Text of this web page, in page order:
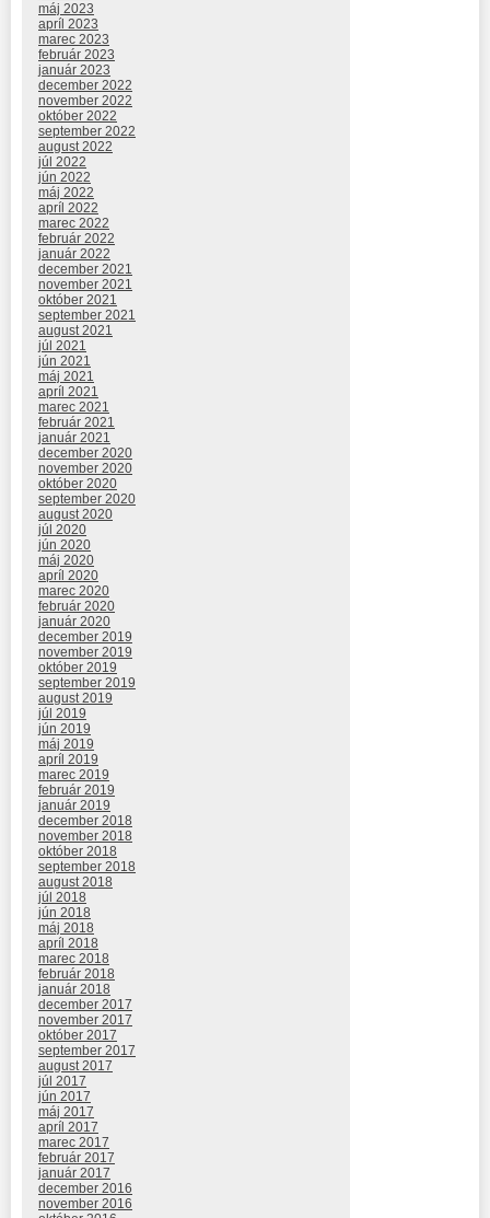
máj 2023
apríl 2023
marec 2023
február 2023
január 2023
december 2022
november 2022
október 2022
september 2022
august 2022
júl 2022
jún 2022
máj 2022
apríl 2022
marec 2022
február 2022
január 2022
december 2021
november 2021
október 2021
september 2021
august 2021
júl 2021
jún 2021
máj 2021
apríl 2021
marec 2021
február 2021
január 2021
december 2020
november 2020
október 2020
september 2020
august 2020
júl 2020
jún 2020
máj 2020
apríl 2020
marec 2020
február 2020
január 2020
december 2019
november 2019
október 2019
september 2019
august 2019
júl 2019
jún 2019
máj 2019
apríl 2019
marec 2019
február 2019
január 2019
december 2018
november 2018
október 2018
september 2018
august 2018
júl 2018
jún 2018
máj 2018
apríl 2018
marec 2018
február 2018
január 2018
december 2017
november 2017
október 2017
september 2017
august 2017
júl 2017
jún 2017
máj 2017
apríl 2017
marec 2017
február 2017
január 2017
december 2016
november 2016